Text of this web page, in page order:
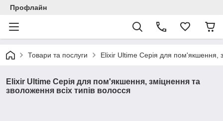
Профлайн
Товари та послуги Elixir Ultime Серія для пом'якшення,
Elixir Ultime Серія для пом'якшення, зміцнення та
зволоження всіх типів волосся